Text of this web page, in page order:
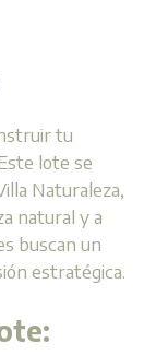
tu
lote se
Naturaleza,
natural y a
buscan un
estratégica.